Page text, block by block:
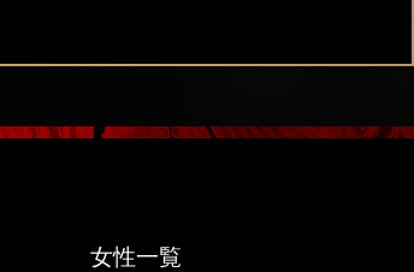
女性一覧